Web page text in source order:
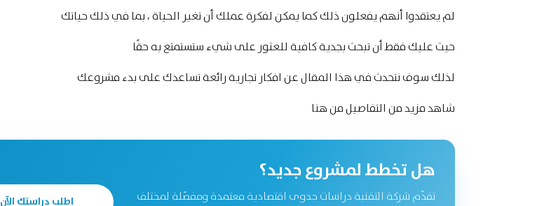
لم يعتقدوا أنهم يفعلون ذلك كما يمكن لفكرة عملك أن تغير الحياة ، بما في ذلك حياتك
حيث عليك فقط أن تبحث بجدية كافية للعثور على شيء ستستمتع به حقًا
لذلك سوف نتحدث في هذا المقال عن افكار تجارية رائعة تساعدك على بدء مشروعك
شاهد مزيد من التفاصيلمن هنا
هل تخطط لمشروع جديد؟
تقدّم شركة التقنية دراسات جدوى اقتصادية معتمدة ومفصّلة لمختلف
اطلب دراستك الآن